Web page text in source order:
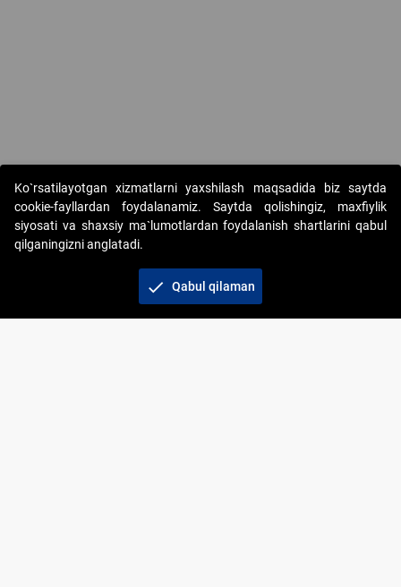
Copyright © 2017-2026. "Elektron onlayn-auksionlarni
tashkil etish" AJ. Barcha huquqlar himoyalangan
Ko`rsatilayotgan xizmatlarni yaxshilash maqsadida biz saytda
cookie-fayllardan foydalanamiz. Saytda qolishingiz, maxfiylik
siyosati va shaxsiy ma`lumotlardan foydalanish shartlarini qabul
qilganingizni anglatadi.
check Qabul qilaman